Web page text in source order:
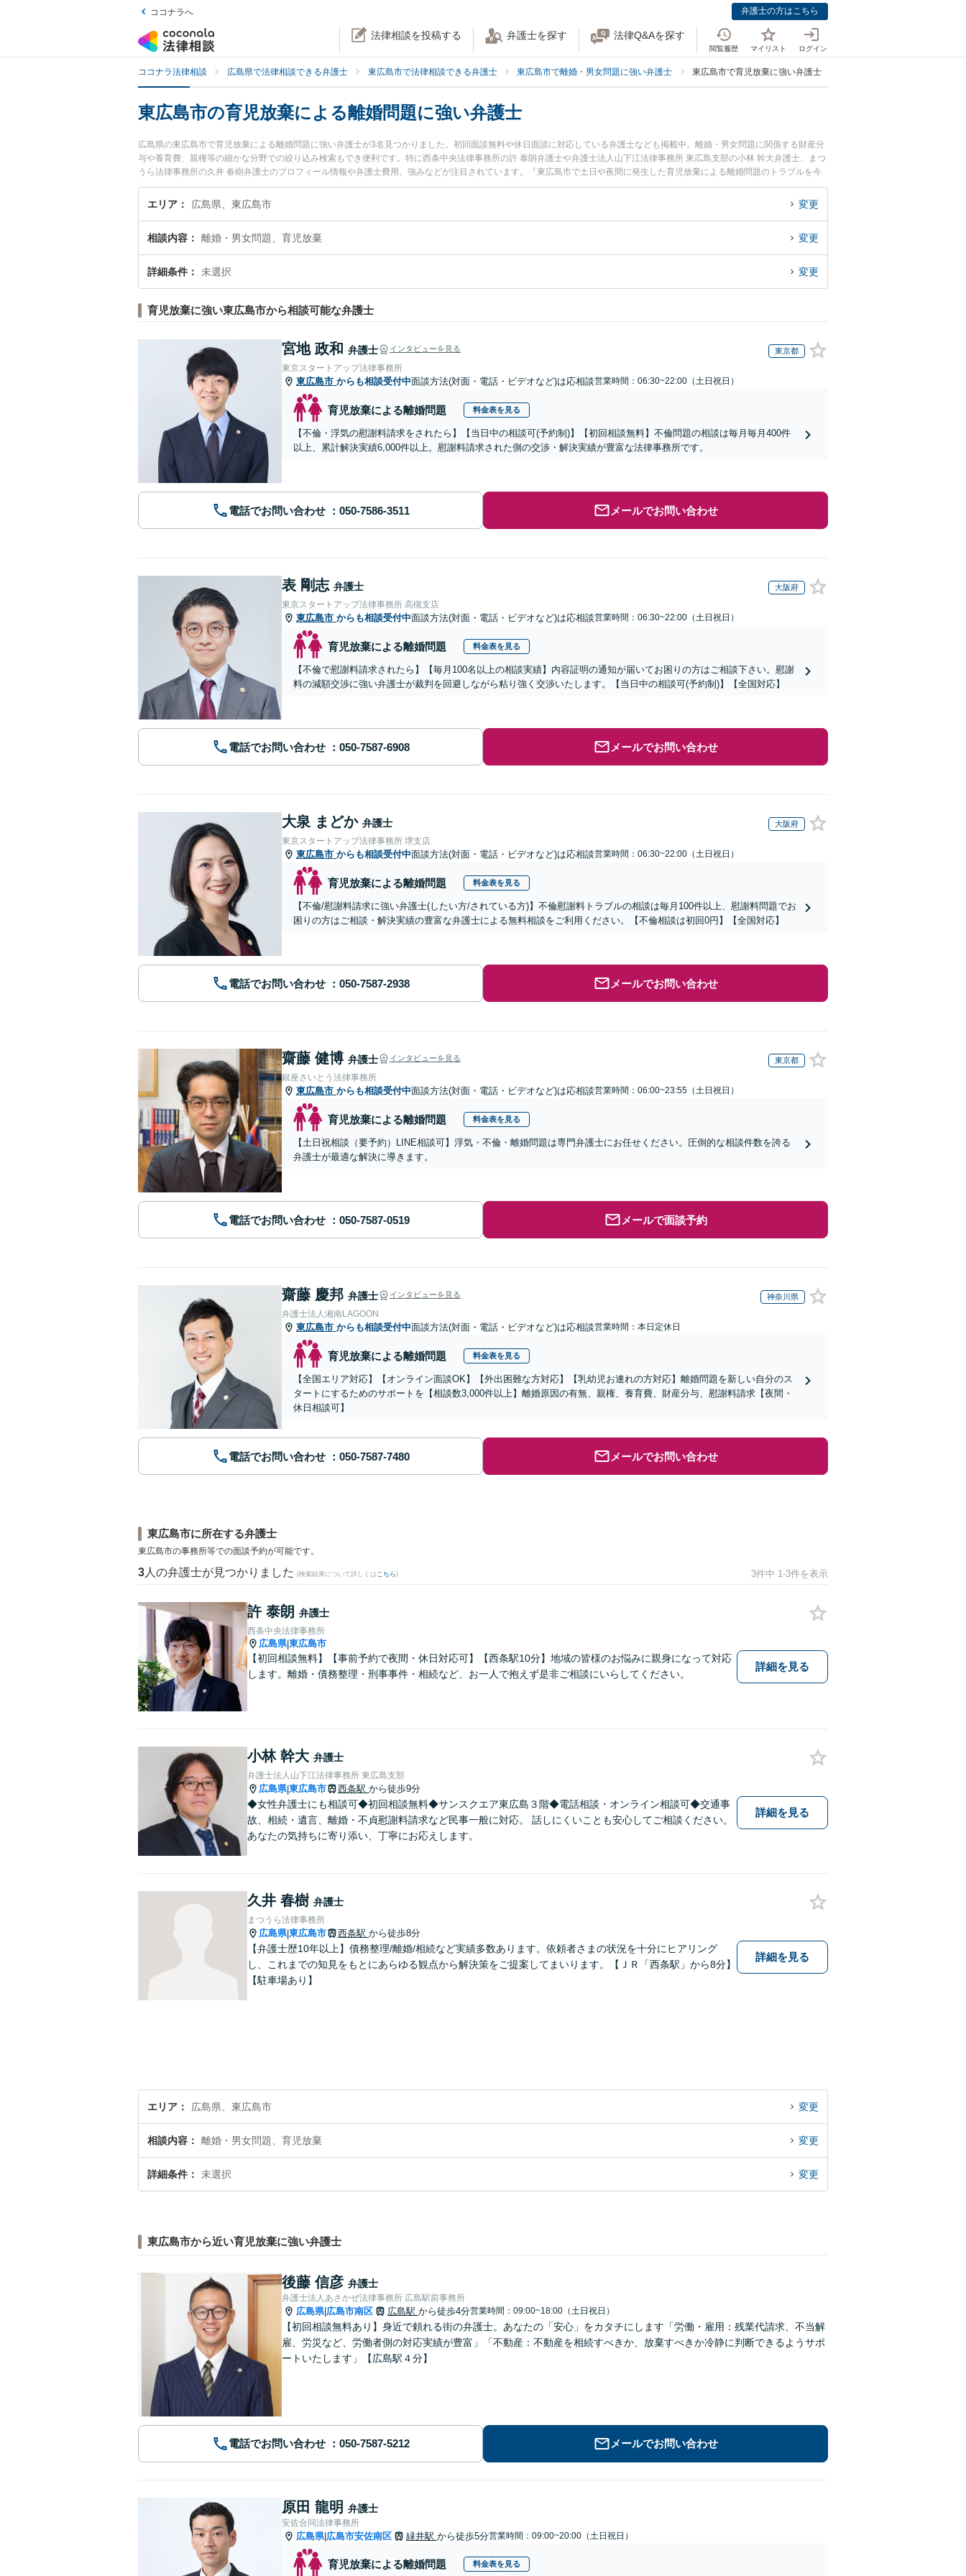
ココナラへ 弁護士の方はこちら
法律相談を投稿する 弁護士を探す 法律Q&Aを探す
閲覧履歴 マイリスト ログイン
ココナラ法律相談 広島県で法律相談できる弁護士 東広島市で法律相談できる弁護士 東広島市で離婚・男女問題に強い弁護士 東広島市で育児放棄に強い弁護士
東広島市の育児放棄による離婚問題に強い弁護士
広島県の東広島市で育児放棄による離婚問題に強い弁護士が3名見つかりました。初回面談無料や休日面談に対応している弁護士なども掲載中。離婚・男女問題に関係する財産分
与や養育費、親権等の細かな分野での絞り込み検索もでき便利です。特に西条中央法律事務所の許 泰朗弁護士や弁護士法人山下江法律事務所 東広島支部の小林 幹大弁護士、まつ
うら法律事務所の久井 春樹弁護士のプロフィール情報や弁護士費用、強みなどが注目されています。『東広島市で土日や夜間に発生した育児放棄による離婚問題のトラブルを今
すぐに弁護士に相談したい』『育児放棄による離婚問題のトラブル解決の実績豊富な近くの弁護士を検索したい』『初回相談無料で育児放棄による離婚問題を法律相談できる東広
島市内の弁護士に相談予約したい』などでお困りの相談者さんにおすすめです。
エリア 広島県、東広島市 変更
相談内容 離婚・男女問題、育児放棄 変更
詳細条件 未選択 変更
育児放棄に強い東広島市から相談可能な弁護士
宮地 政和 弁護士 インタビューを見る 東京都
東京スタートアップ法律事務所
東広島市 からも相談受付中面談方法(対面・電話・ビデオなど)は応相談営業時間：06:30~22:00（土日祝日）
育児放棄による離婚問題 料金表を見る
【不倫・浮気の慰謝料請求をされたら】【当日中の相談可(予約制)】【初回相談無料】不倫問題の相談は毎月毎月400件
以上、累計解決実績6,000件以上。慰謝料請求された側の交渉・解決実績が豊富な法律事務所です。
電話でお問い合わせ メールでお問い合わせ
表 剛志 弁護士 大阪府
東京スタートアップ法律事務所 高槻支店
東広島市 からも相談受付中面談方法(対面・電話・ビデオなど)は応相談営業時間：06:30~22:00（土日祝日）
育児放棄による離婚問題 料金表を見る
【不倫で慰謝料請求されたら】【毎月100名以上の相談実績】内容証明の通知が届いてお困りの方はご相談下さい。慰謝
料の減額交渉に強い弁護士が裁判を回避しながら粘り強く交渉いたします。【当日中の相談可(予約制)】【全国対応】
電話でお問い合わせ メールでお問い合わせ
大泉 まどか 弁護士 大阪府
東京スタートアップ法律事務所 堺支店
東広島市 からも相談受付中面談方法(対面・電話・ビデオなど)は応相談営業時間：06:30~22:00（土日祝日）
育児放棄による離婚問題 料金表を見る
【不倫/慰謝料請求に強い弁護士(したい方/されている方)】不倫慰謝料トラブルの相談は毎月100件以上、慰謝料問題でお
困りの方はご相談・解決実績の豊富な弁護士による無料相談をご利用ください。【不倫相談は初回0円】【全国対応】
電話でお問い合わせ メールでお問い合わせ
齋藤 健博 弁護士 インタビューを見る 東京都
銀座さいとう法律事務所
東広島市 からも相談受付中面談方法(対面・電話・ビデオなど)は応相談営業時間：06:00~23:55（土日祝日）
育児放棄による離婚問題 料金表を見る
【土日祝相談（要予約）LINE相談可】浮気・不倫・離婚問題は専門弁護士にお任せください。圧倒的な相談件数を誇る
弁護士が最適な解決に導きます。
電話でお問い合わせ メールで面談予約
齋藤 慶邦 弁護士 インタビューを見る 神奈川県
弁護士法人湘南LAGOON
東広島市 からも相談受付中面談方法(対面・電話・ビデオなど)は応相談営業時間：本日定休日
育児放棄による離婚問題 料金表を見る
【全国エリア対応】【オンライン面談OK】【外出困難な方対応】【乳幼児お連れの方対応】離婚問題を新しい自分のス
タートにするためのサポートを【相談数3,000件以上】離婚原因の有無、親権、養育費、財産分与、慰謝料請求【夜間・
休日相談可】
電話でお問い合わせ メールでお問い合わせ
東広島市に所在する弁護士
東広島市の事務所等での面談予約が可能です。
3 人の弁護士が見つかりました (検索結果について詳しくは こちら) 3件中 1-3件を表示
許 泰朗 弁護士
西条中央法律事務所
広島県|東広島市
【初回相談無料】【事前予約で夜間・休日対応可】【西条駅10分】地域の皆様のお悩みに親身になって対応
します。離婚・債務整理・刑事事件・相続など、お一人で抱えず是非ご相談にいらしてください。
詳細を見る
小林 幹大 弁護士
弁護士法人山下江法律事務所 東広島支部
広島県|東広島市 西条駅 から徒歩9分
◆女性弁護士にも相談可◆初回相談無料◆サンスクエア東広島３階◆電話相談・オンライン相談可◆交通事
故、相続・遺言、離婚・不貞慰謝料請求など民事一般に対応。 話しにくいことも安心してご相談ください。
あなたの気持ちに寄り添い、丁寧にお応えします。
詳細を見る
久井 春樹 弁護士
まつうら法律事務所
広島県|東広島市 西条駅 から徒歩8分
【弁護士歴10年以上】債務整理/離婚/相続など実績多数あります。依頼者さまの状況を十分にヒアリング
し、これまでの知見をもとにあらゆる観点から解決策をご提案してまいります。【ＪＲ「西条駅」から8分】
【駐車場あり】
詳細を見る
エリア 広島県、東広島市 変更
相談内容 離婚・男女問題、育児放棄 変更
詳細条件 未選択 変更
東広島市から近い育児放棄に強い弁護士
後藤 信彦 弁護士
弁護士法人あさかぜ法律事務所 広島駅前事務所
広島県| 広島市南区 広島駅 から徒歩4分営業時間：09:00~18:00（土日祝日）
【初回相談無料あり】身近で頼れる街の弁護士。あなたの「安心」をカタチにします「労働・雇用：残業代請求、不当解
雇、労災など、労働者側の対応実績が豊富」「不動産：不動産を相続すべきか、放棄すべきか冷静に判断できるようサポ
ートいたします」【広島駅４分】
電話でお問い合わせ メールでお問い合わせ
原田 龍明 弁護士
安佐合同法律事務所
広島県| 広島市安佐南区 緑井駅 から徒歩5分営業時間：09:00~20:00（土日祝日）
育児放棄による離婚問題 料金表を見る